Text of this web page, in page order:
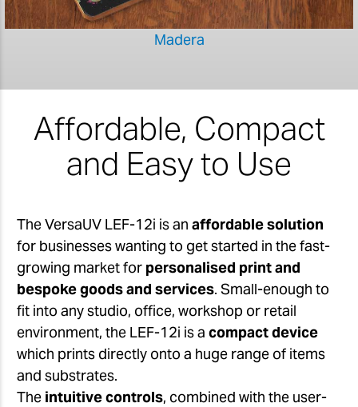
Madera
Affordable, Compact
and Easy to Use
The VersaUV LEF-12i is an affordable solution
for businesses wanting to get started in the fast-
growing market for personalised print and
bespoke goods and services. Small-enough to
fit into any studio, office, workshop or retail
environment, the LEF-12i is a compact device
which prints directly onto a huge range of items
and substrates.
The intuitive controls, combined with the user-